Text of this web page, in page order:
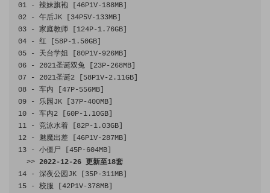
01 - 辣妹旗袍 46P1V-188MB
02
- 午后JK 34P5V-133MB
03
- 家庭教师 124P-1.76GB
04
- 红 58P-1.50GB
05
- 天台学姐 80P1V-926MB
06
- 2021圣诞双兔 23P-268MB
07
- 2021圣诞2 58P1V-2.11GB
08
- 车内 47P-556MB
09
- 乐园 JK 37P-400MB
10
- 车内2 60P-1.10GB
11
- 竞泳水着 82P-1.03GB
12
- 魅魔出差 46P1V-287MB
13
- 小僵尸 45P-604MB
>> 2022-12-26 更新至18套
14
- 深夜公园 JK 35P-311MB
15
- 校服 42P1V-378MB